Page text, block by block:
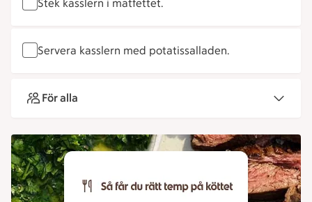
Stek kasslern i matfettet.
Servera kasslern med potatissalladen.
För alla